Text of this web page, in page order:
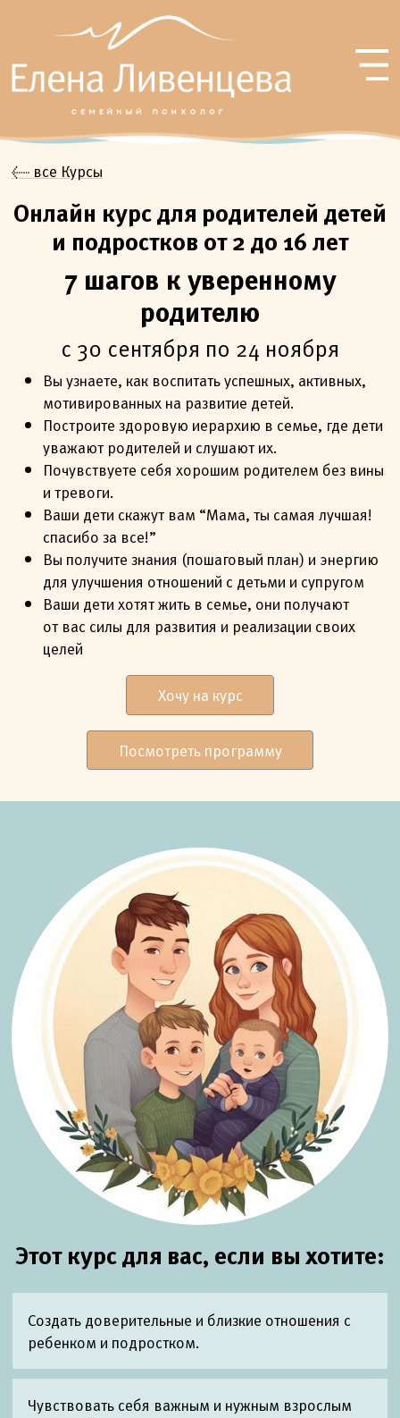
← все Курсы
Онлайн курс для родителей детей
и подростков от 2 до 16 лет
7 шагов к уверенному
родителю
с 30 сентября по 24 ноября
Вы узнаете, как воспитать успешных, активных,
мотивированных на развитие детей.
Построите здоровую иерархию в семье, где дети
уважают родителей и слушают их.
Почувствуете себя хорошим родителем без вины
и тревоги.
Ваши дети скажут вам “Мама, ты самая лучшая!
спасибо за все!”
Вы получите знания (пошаговый план) и энергию
для улучшения отношений с детьми и супругом
Ваши дети хотят жить в семье, они получают
от вас силы для развития и реализации своих
целей
Хочу на курс
Посмотреть программу
Этот курс для вас, если вы хотите:
Создать доверительные и близкие отношения с
ребенком и подростком.
Чувствовать себя важным и нужным взрослым